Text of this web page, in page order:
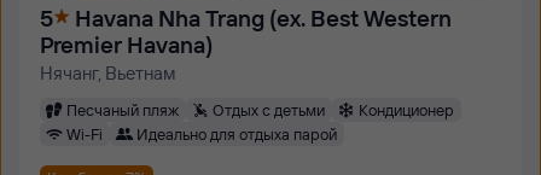
5
Havana Nha Trang (ex. Best Western
Premier Havana)
Нячанг, Вьетнам
Песчаный пляж Отдых с детьми
Кондиционер
Wi-Fi
Идеально для отдыха парой